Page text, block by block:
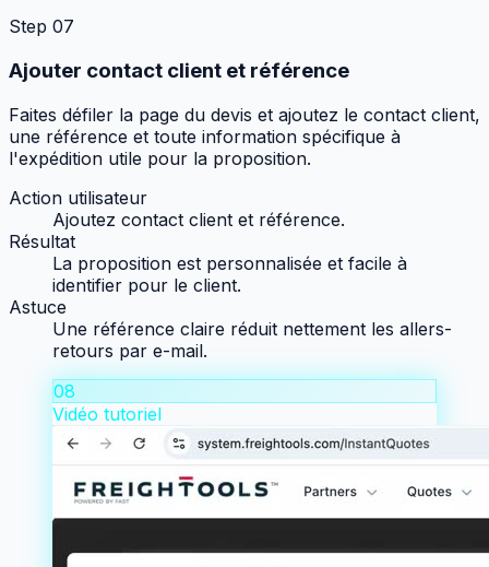
Step 07
Ajouter contact client et référence
Faites défiler la page du devis et ajoutez le contact client,
une référence et toute information spécifique à
l'expédition utile pour la proposition.
Action utilisateur
Ajoutez contact client et référence.
Résultat
La proposition est personnalisée et facile à
identifier pour le client.
Astuce
Une référence claire réduit nettement les allers-
retours par e-mail.
08
Vidéo tutoriel